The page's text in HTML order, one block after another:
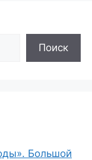
Поиск
Большой